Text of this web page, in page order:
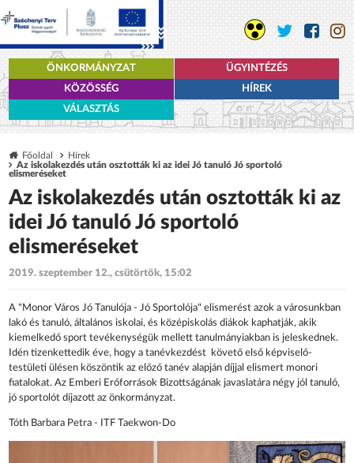
ÖNKORMÁNYZAT
ÜGYINTÉZÉS
KÖZÖSSÉG
HÍREK
VÁLASZTÁS
Főoldal
Hírek
Az iskolakezdés után osztották ki az idei Jó tanuló Jó sportoló
elismeréseket
Az iskolakezdés után osztották ki az
idei Jó tanuló Jó sportoló
elismeréseket
2019. szeptember 12., csütörtök, 15:02
A "Monor Város Jó Tanulója - Jó Sportolója" elismerést azok a városunkban
lakó és tanuló, általános iskolai, és középiskolás diákok kaphatják, akik
kiemelkedő sport tevékenységük mellett tanulmányiakban is jeleskednek.
Idén tizenkettedik éve, hogy a tanévkezdést követő első képviselő-
testületi ülésen köszöntik az előző tanév alapján díjjal elismert monori
fiatalokat. Az Emberi Erőforrások Bizottságának javaslatára négy jól tanuló,
jó sportolót díjazott az önkormányzat.
Tóth Barbara Petra - ITF Taekwon-Do